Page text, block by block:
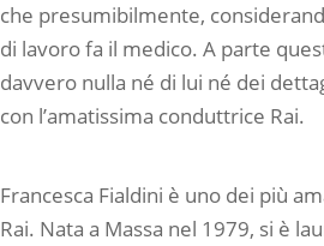
che presumibilmente,
di lavoro fa il medico. A parte
davvero nulla né di lui né dei
con l’amatissima conduttrice Rai.
Francesca Fialdini è uno dei più
Rai. Nata a Massa nel 1979, si è